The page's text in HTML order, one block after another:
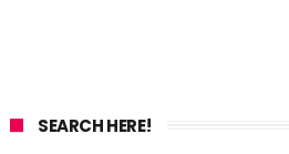
SEARCH HERE!